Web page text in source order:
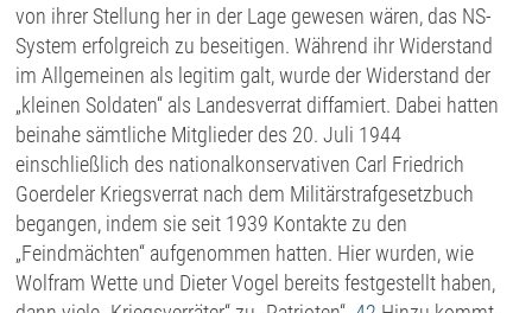
von ihrer Stellung her in der Lage gewesen wären, das NS-
System erfolgreich zu beseitigen. Während ihr Widerstand
im Allgemeinen als legitim galt, wurde der Widerstand der
„kleinen Soldaten“ als Landesverrat diffamiert. Dabei hatten
beinahe sämtliche Mitglieder des 20. Juli 1944
einschließlich des nationalkonservativen Carl Friedrich
Goerdeler Kriegsverrat nach dem Militärstrafgesetzbuch
begangen, indem sie seit 1939 Kontakte zu den
„Feindmächten“ aufgenommen hatten. Hier wurden, wie
Wolfram Wette und Dieter Vogel bereits festgestellt haben,